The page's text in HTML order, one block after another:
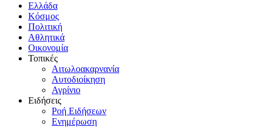
Ελλάδα
Κόσμος
Πολιτική
Αθλητικά
Οικονομία
Τοπικές
Αιτωλοακαρνανία
Αυτοδιοίκηση
Αγρίνιο
Ειδήσεις
Ροή Ειδήσεων
Ενημέρωση